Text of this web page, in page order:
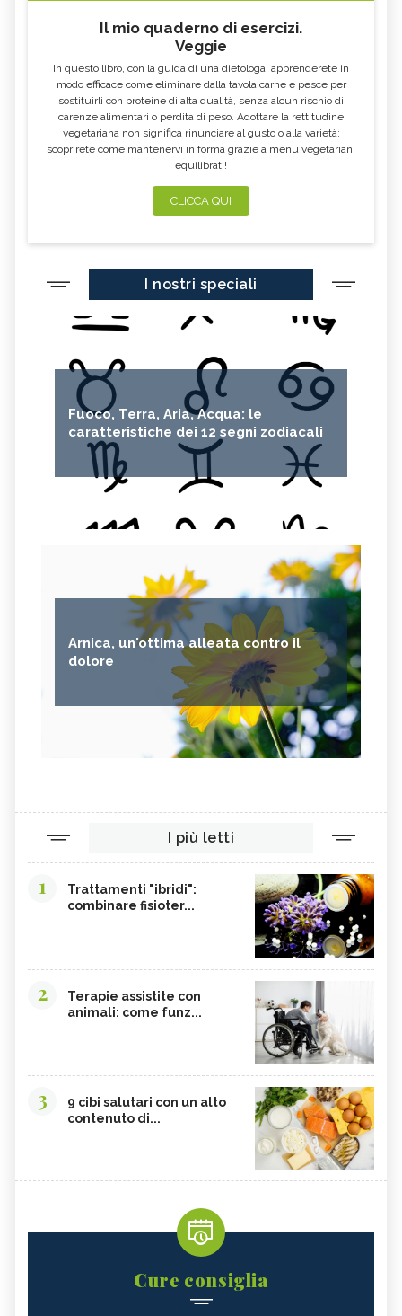
Il mio quaderno di esercizi.
Veggie
In questo libro, con la guida di una dietologa, apprenderete in
modo efficace come eliminare dalla tavola carne e pesce per
sostituirli con proteine di alta qualità, senza alcun rischio di
carenze alimentari o perdita di peso. Adottare la rettitudine
vegetariana non significa rinunciare al gusto o alla varietà:
scoprirete come mantenervi in forma grazie a menu vegetariani
equilibrati!
CLICCA QUI
I nostri speciali
Fuoco, Terra, Aria, Acqua: le
caratteristiche dei 12 segni zodiacali
Arnica, un'ottima alleata contro il
dolore
I più letti
1
Trattamenti "ibridi":
combinare fisioter...
2
Terapie assistite con
animali: come funz...
3
9 cibi salutari con un alto
contenuto di...
Cure consiglia